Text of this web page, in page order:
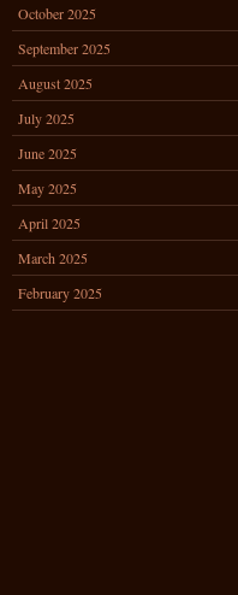
October 2025
September 2025
August 2025
July 2025
June 2025
May 2025
April 2025
March 2025
February 2025